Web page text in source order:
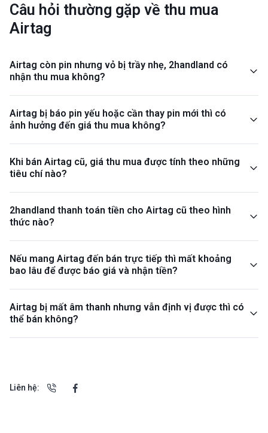
Câu hỏi thường gặp về thu mua
Airtag
Airtag còn pin nhưng vỏ bị trầy nhẹ, 2handland có
nhận thu mua không?
Airtag bị báo pin yếu hoặc cần thay pin mới thì có
ảnh hưởng đến giá thu mua không?
Khi bán Airtag cũ, giá thu mua được tính theo những
tiêu chí nào?
2handland thanh toán tiền cho Airtag cũ theo hình
thức nào?
Nếu mang Airtag đến bán trực tiếp thì mất khoảng
bao lâu để được báo giá và nhận tiền?
Airtag bị mất âm thanh nhưng vẫn định vị được thì có
thể bán không?
Liên hệ: